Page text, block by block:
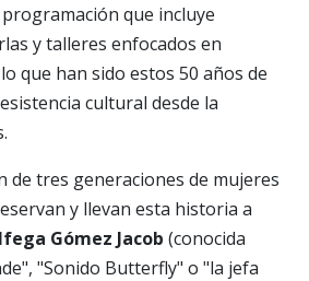
que incluye
y talleres enfocados en
que han sido estos 50 años de
cultural desde la
de tres generaciones de mujeres
y llevan esta historia a
Gómez Jacob (conocida
"Sonido Butterfly" o "la jefa